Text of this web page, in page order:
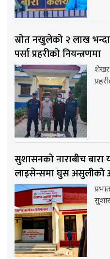
स्रोत नखुलेको २ लाख
पर्सा प्रहरीको नियन्त्रणमा
शेखर
सुशासनको नाराबीच बारा
लाइसेन्समा घुस असुलीको